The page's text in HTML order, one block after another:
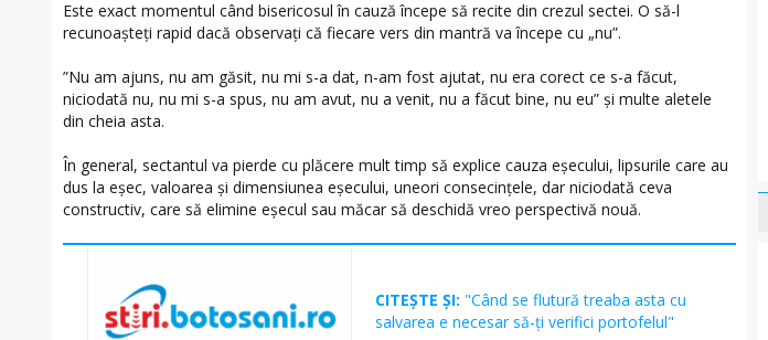
Este exact momentul când bisericosul în cauză începe să recite din crezul sectei. O să-l
recunoașteți rapid dacă observați că fiecare vers din mantră va începe cu „nu”.
”Nu am ajuns, nu am găsit, nu mi s-a dat, n-am fost ajutat, nu era corect ce s-a făcut,
niciodată nu, nu mi s-a spus, nu am avut, nu a venit, nu a făcut bine, nu eu” și multe aletele
din cheia asta.
În general, sectantul va pierde cu plăcere mult timp să explice cauza eșecului, lipsurile care au
dus la eșec, valoarea și dimensiunea eșecului, uneori consecințele, dar niciodată ceva
constructiv, care să elimine eșecul sau măcar să deschidă vreo perspectivă nouă.
CITEȘTE ȘI: "Când se flutură treaba asta cu
salvarea e necesar să-ți verifici portofelul"